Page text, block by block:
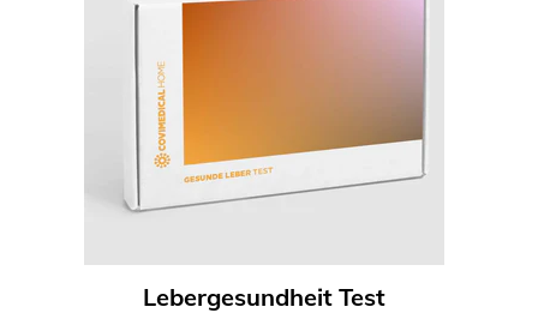
Lebergesundheit Test